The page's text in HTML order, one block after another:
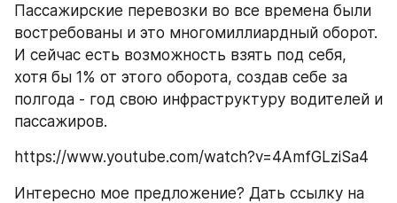
Пассажирские перевозки во все времена были
востребованы и это многомиллиардный оборот.
И сейчас есть возможность взять под себя,
хотя бы 1% от этого оборота, создав себе за
полгода - год свою инфраструктуру водителей и
пассажиров.
https://www.youtube.com/watch?v=4AmfGLziSa4
Интересно мое предложение? Дать ссылку на